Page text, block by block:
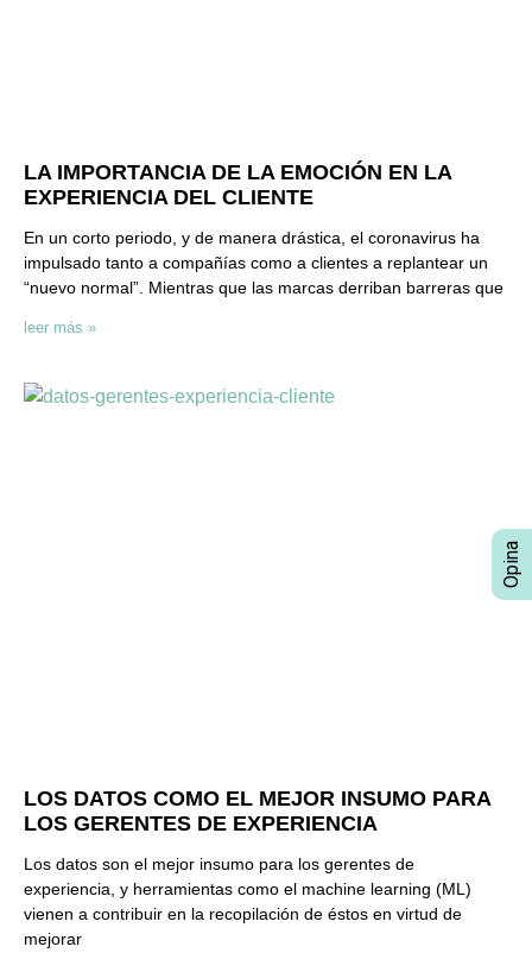
LA IMPORTANCIA DE LA EMOCIÓN EN LA
EXPERIENCIA DEL CLIENTE
En un corto periodo, y de manera drástica, el coronavirus ha
impulsado tanto a compañías como a clientes a replantear un
“nuevo normal”. Mientras que las marcas derriban barreras que
leer más »
LOS DATOS COMO EL MEJOR INSUMO PARA
LOS GERENTES DE EXPERIENCIA
Los datos son el mejor insumo para los gerentes de
experiencia, y herramientas como el machine learning (ML)
vienen a contribuir en la recopilación de éstos en virtud de
mejorar